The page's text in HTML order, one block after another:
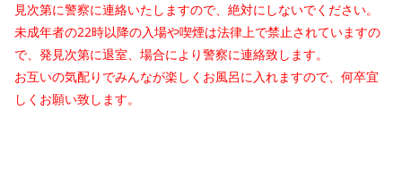
見次第に警察に連絡いたしますので、絶対にしないでください。
未成年者の22時以降の入場や喫煙は法律上で禁止されていますの
で、発見次第に退室、場合により警察に連絡致します。
お互いの気配りでみんなが楽しくお風呂に入れますので、何卒宜
しくお願い致します。